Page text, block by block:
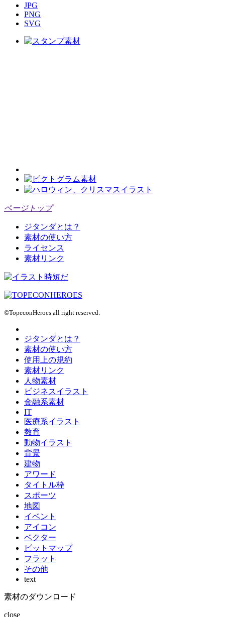
JPG
PNG
SVG
ページトップ
ジタンダとは？
素材の使い方
ライセンス
素材リンク
©TopeconHeroes all right reserved.
ジタンダとは？
素材の使い方
使用上の規約
素材リンク
人物素材
ビジネスイラスト
金融系素材
IT
医療系イラスト
教育
動物イラスト
背景
建物
アワード
タイトル枠
スポーツ
地図
イベント
アイコン
ベクター
ビットマップ
フラット
その他
text
素材のダウンロード
close